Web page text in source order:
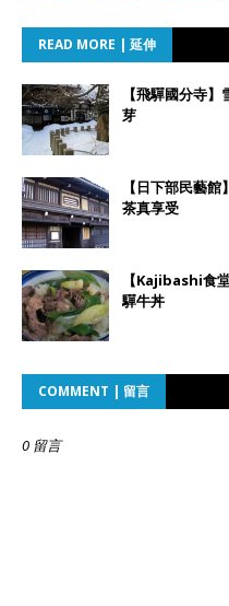
READ MORE | 延伸
【飛驒國分寺
芽
【日下部民藝
茶真享受
【Kajibashi食
驒牛丼
COMMENT | 留言
0 留言